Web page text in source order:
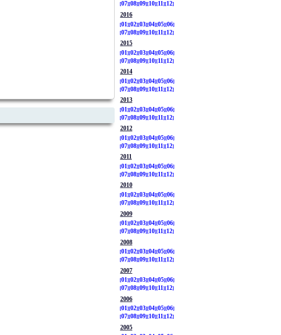
07 08 09 10 11 12
2016
01
02 03 04 05 06
07 08 09 10 11
12
2015
01
02 03 04 05 06
07 08 09 10 11
12
2014
01
02 03 04 05 06
07 08 09 10 11
12
2013
01
02 03 04 05 06
07 08 09 10 11
12
2012
01
02 03 04 05 06
07 08 09 10 11
12
2011
01
02 03 04 05 06
07 08 09 10 11
12
2010
01
02 03 04 05 06
07 08 09 10 11
12
2009
01
02 03 04 05 06
07 08 09 10 11
12
2008
01
02 03 04 05 06
07 08 09 10 11
12
2007
01
02 03 04 05 06
07 08 09 10 11
12
2006
01
02 03 04 05 06
07 08 09 10 11
12
2005